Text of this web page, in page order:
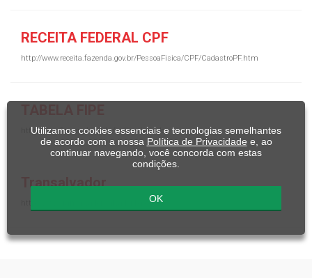
RECEITA FEDERAL CPF
http://www.receita.fazenda.gov.br/PessoaFisica/CPF/CadastroPF.htm
http://www.fipe.org.br/pt-br/indices/veiculos
Transalvador
http://www.transalvador.salvador.ba.gov.br
Utilizamos cookies essenciais e tecnologias semelhantes
de acordo com a nossa Política de Privacidade e, ao
continuar navegando, você concorda com estas
condições.
OK